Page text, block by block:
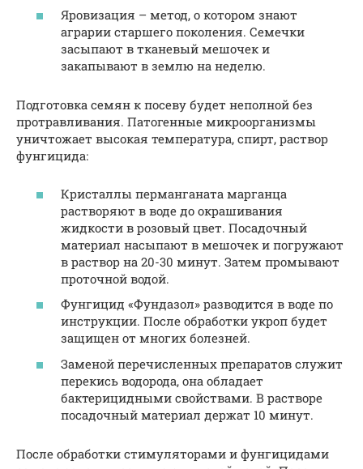
Яровизация – метод, о котором знают
аграрии старшего поколения. Семечки
засыпают в тканевый мешочек и
закапывают в землю на неделю.
Подготовка семян к посеву будет неполной без
протравливания. Патогенные микроорганизмы
уничтожает высокая температура, спирт, раствор
фунгицида:
Кристаллы перманганата марганца
растворяют в воде до окрашивания
жидкости в розовый цвет. Посадочный
материал насыпают в мешочек и погружают
в раствор на 20-30 минут. Затем промывают
проточной водой.
Фунгицид «Фундазол» разводится в воде по
инструкции. После обработки укроп будет
защищен от многих болезней.
Заменой перечисленных препаратов служит
перекись водорода, она обладает
бактерицидными свойствами. В растворе
посадочный материал держат 10 минут.
После обработки стимуляторами и фунгицидами